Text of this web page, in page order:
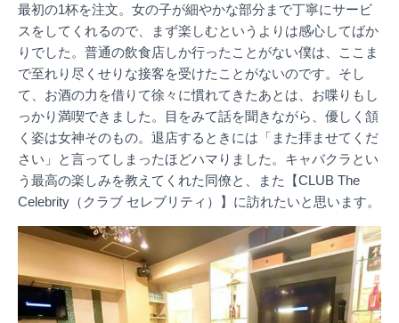
最初の1杯を注文。女の子が細やかな部分まで丁寧にサービ
スをしてくれるので、まず楽しむというよりは感心してばか
りでした。普通の飲食店しか行ったことがない僕は、ここま
で至れり尽くせりな接客を受けたことがないのです。そし
て、お酒の力を借りて徐々に慣れてきたあとは、お喋りもし
っかり満喫できました。目をみて話を聞きながら、優しく頷
く姿は女神そのもの。退店するときには「また拝ませてくだ
さい」と言ってしまったほどハマりました。キャバクラとい
う最高の楽しみを教えてくれた同僚と、また【CLUB The
Celebrity（クラブ セレブリティ）】に訪れたいと思います。